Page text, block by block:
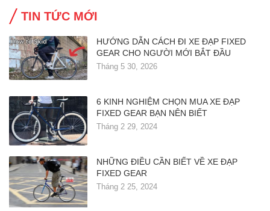
TIN TỨC MỚI
HƯỚNG DẪN CÁCH ĐI XE ĐẠP FIXED
GEAR CHO NGƯỜI MỚI BẮT ĐẦU
Tháng 5 30, 2026
6 KINH NGHIỆM CHỌN MUA XE ĐẠP
FIXED GEAR BẠN NÊN BIẾT
Tháng 2 29, 2024
NHỮNG ĐIỀU CẦN BIẾT VỀ XE ĐẠP
FIXED GEAR
Tháng 2 25, 2024